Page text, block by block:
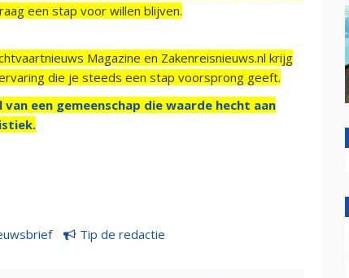
een stap voor willen blijven.
Magazine en Zakenreisnieuws.nl krijg
die je steeds een stap voorsprong geeft.
een gemeenschap die waarde hecht aan
Tip de redactie